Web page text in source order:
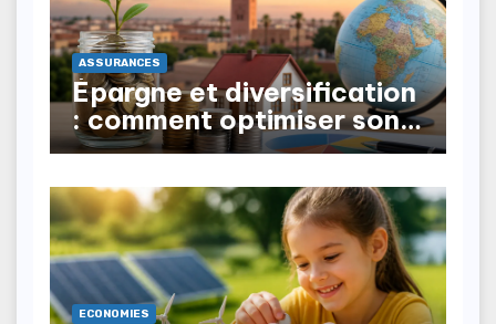
ASSURANCES
Épargne et diversification
: comment optimiser son
patrimoine au Maroc ?
ECONOMIES